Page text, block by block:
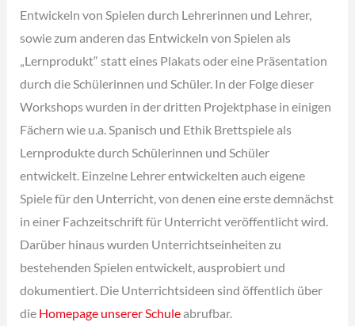
Entwickeln von Spielen durch Lehrerinnen und Lehrer,
sowie zum anderen das Entwickeln von Spielen als
„Lernprodukt“ statt eines Plakats oder eine Präsentation
durch die Schülerinnen und Schüler. In der Folge dieser
Workshops wurden in der dritten Projektphase in einigen
Fächern wie u.a. Spanisch und Ethik Brettspiele als
Lernprodukte durch Schülerinnen und Schüler
entwickelt. Einzelne Lehrer entwickelten auch eigene
Spiele für den Unterricht, von denen eine erste demnächst
in einer Fachzeitschrift für Unterricht veröffentlicht wird.
Darüber hinaus wurden Unterrichtseinheiten zu
bestehenden Spielen entwickelt, ausprobiert und
dokumentiert. Die Unterrichtsideen sind öffentlich über
die Homepage unserer Schuleabrufbar.